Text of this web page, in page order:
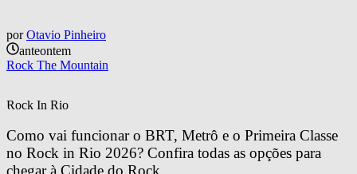
por Otavio Pinheiro
anteontem
Rock The Mountain
Rock In Rio
Como vai funcionar o BRT, Metrô e o Primeira Classe
no Rock in Rio 2026? Confira todas as opções para
chegar à Cidade do Rock